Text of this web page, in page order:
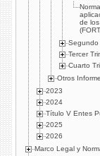
de
Segundo
Tercer
Cuarto
Otros
2023
2024
Título V Entes
2025
2026
Marco Legal y